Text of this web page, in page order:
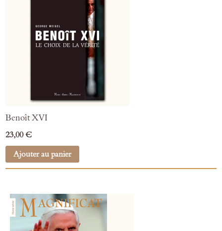
Benoît XVI
23,00 €
Ajouter au panier